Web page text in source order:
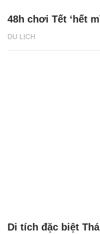
DU LỊCH
48h chơi Tết ‘hết
Di tích đặc biệt